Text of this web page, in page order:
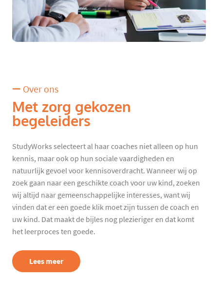
Over ons
Met zorg gekozen
begeleiders
StudyWorks selecteert al haar coaches niet alleen op hun
kennis, maar ook op hun sociale vaardigheden en
natuurlijk gevoel voor kennisoverdracht. Wanneer wij op
zoek gaan naar een geschikte coach voor uw kind, zoeken
wij altijd naar gemeenschappelijke interesses, want wij
vinden dat er een goede klik moet zijn tussen de coach en
uw kind. Dat maakt de bijles nog plezieriger en dat komt
het leerproces ten goede.
Lees meer